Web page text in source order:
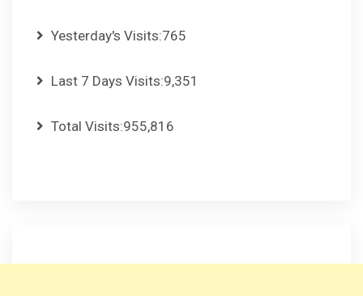
Yesterday's Visits:765
Last 7 Days Visits:9,351
Total Visits:955,816